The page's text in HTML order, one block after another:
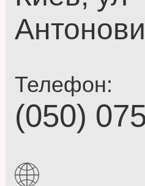
Телефон:
(050)